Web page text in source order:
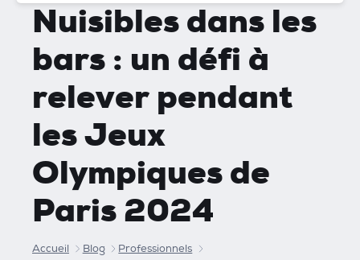
Nuisibles dans les
bars : un défi à
relever pendant
les Jeux
Olympiques de
Paris 2024
Accueil Blog
Professionnels